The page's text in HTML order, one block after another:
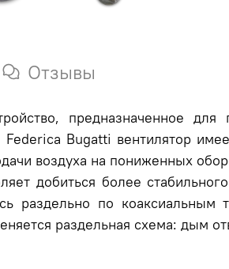
Отзывы
предназначенное
Federica Bugatti вентилятор
воздуха на пониженных
добиться более
раздельно по
раздельная схема: дым